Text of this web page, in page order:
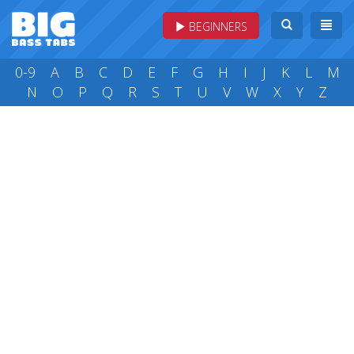
BEGINNERS
0-9 A B C D E F G H I J K L
M
N
O P Q R S T U V W X Y Z